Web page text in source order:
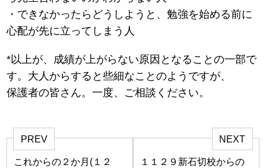
・できなかったらどうしようと、勉強を始める前に
心配が先に立ってしまう人
*以上が、成績が上がらない原因となることの一部で
す。大人からすると些細なことのようですが、
保護者の皆さん。一度、ご相談ください。
PREV
これからの２か月(１２
NEXT
１１２９新石切校からの